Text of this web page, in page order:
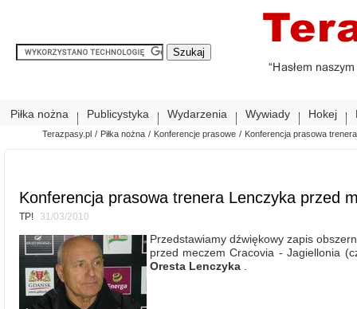
Piłka nożna Publicystyka Wydarzenia Wywiady Hokej
Terazpasy.pl / Piłka nożna / Konferencje prasowe / Konferencja prasowa
Konferencja prasowa trenera Lenczyka przed
TP! 31/03/2010
Przedstawiamy dźwiękowy zapis
przed meczem Cracovia - Jagiellonia
Oresta Lenczyka.